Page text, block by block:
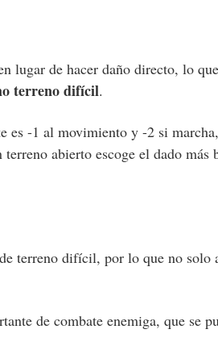
lugar de hacer daño directo, lo
terreno difícil.
es -1 al movimiento y -2 si
abierto escoge el dado más
terreno difícil, por lo que no solo
de combate enemiga, que se